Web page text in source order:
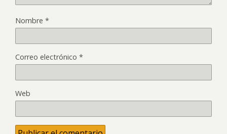
Nombre *
Correo electrónico *
Web